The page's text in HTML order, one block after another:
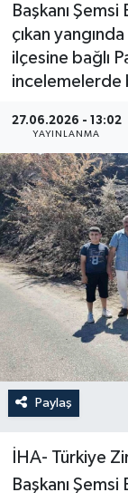
Başkanı
çıkan
ilçesine bağlı
incelemelerde
27.06.2026 - 13:02
YAYINLANMA
Paylaş
İHA- Türkiye
Başkanı
KÜLTÜR-
MEDYA
SAĞLIK
SİYASET
GÜNCEL
SPOR
YAŞAM
Son
Haber